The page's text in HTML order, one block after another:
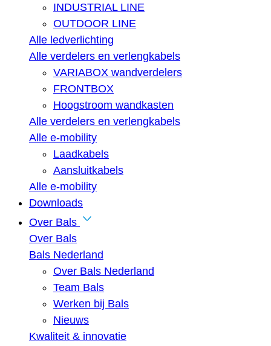
INDUSTRIAL LINE
OUTDOOR LINE
Alle ledverlichting
Alle verdelers en verlengkabels
VARIABOX wandverdelers
FRONTBOX
Hoogstroom wandkasten
Alle verdelers en verlengkabels
Alle e-mobility
Laadkabels
Aansluitkabels
Alle e-mobility
Downloads
Over Bals
Over Bals
Bals Nederland
Over Bals Nederland
Team Bals
Werken bij Bals
Nieuws
Kwaliteit & innovatie